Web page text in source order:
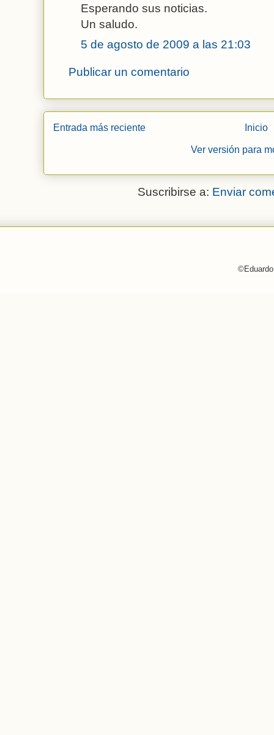
Esperando sus noticias.
Un saludo.
5 de agosto de 2009 a las 21:03
Publicar un comentario
Entrada más reciente Inicio
Ver versión para
Suscribirse a: Enviar